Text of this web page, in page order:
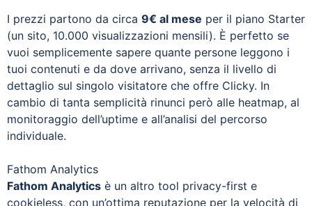
I prezzi partono da circa 9€ al mese per il piano Starter
(un sito, 10.000 visualizzazioni mensili). È perfetto se
vuoi semplicemente sapere quante persone leggono i
tuoi contenuti e da dove arrivano, senza il livello di
dettaglio sul singolo visitatore che offre Clicky. In
cambio di tanta semplicità rinunci però alle heatmap, al
monitoraggio dell’uptime e all’analisi del percorso
individuale.
Fathom Analytics
Fathom Analytics è un altro tool privacy-first e
cookieless, con un’ottima reputazione per la velocità di